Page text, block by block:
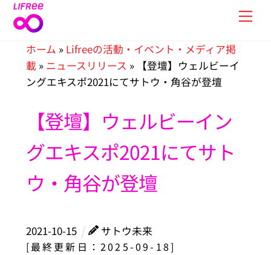
Skip
ホーム » Lifreeの活動・イベント・メディア掲
載 » ニュースリリース »【登壇】ウェルビーイ
ングエキスポ2021にてサトウ・角谷が登壇
【登壇】ウェルビーイン
グエキスポ2021にてサト
ウ・角谷が登壇
2021-10-15
サトウ未来
[最終更新日：2025-09-18]